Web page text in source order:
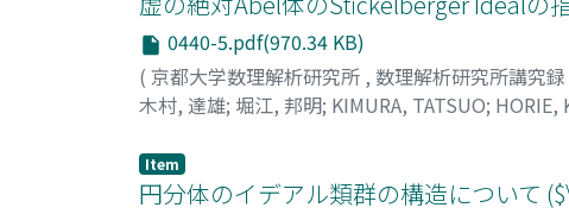
0440-5.pdf(970.34 KB)
( 京都大学数理解析研究所 , 数理解析研究所講究録
木村, 達雄; 堀江, 邦明; KIMURA, TATSUO; HORIE,
Item
円分体のイデアル類群の構造について